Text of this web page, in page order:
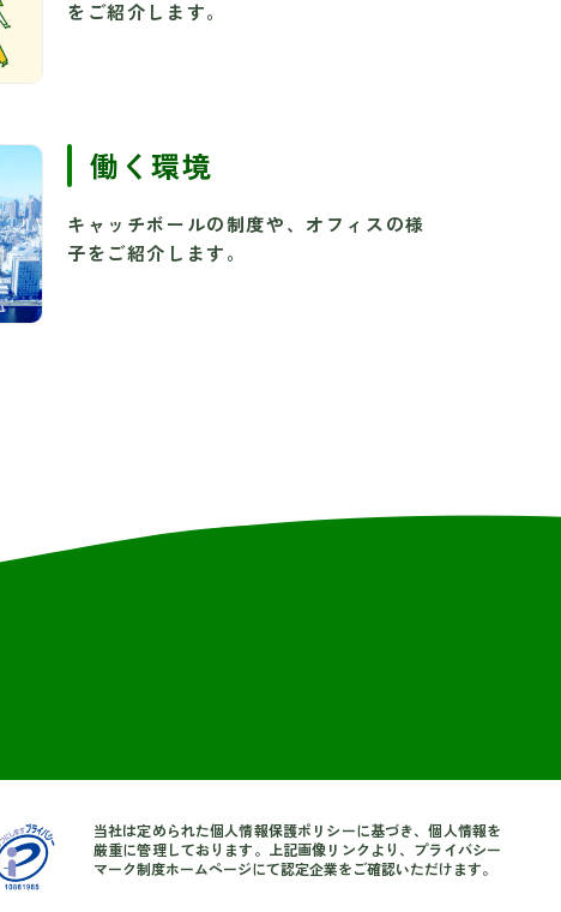
をご紹介します。
働く環境
キャッチボールの制度や、オフィスの様
子をご紹介します。
当社は定められた個人情報保護ポリシーに基づき、個人情報を
厳重に管理しております。上記画像リンクより、プライバシー
マーク制度ホームページにて認定企業をご確認いただけます。